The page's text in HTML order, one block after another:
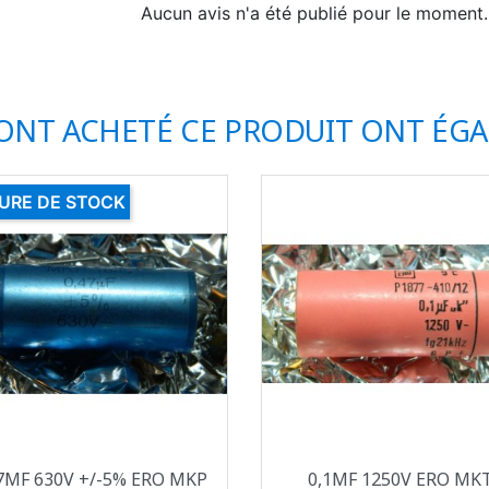
Aucun avis n'a été publié pour le moment.
ACHETÉ CE PRODUIT ONT
Aperçu rapide
630V +/-5% ERO MKP
DE STOCK
Aperçu rapide
0,1ΜF 1250V ERO